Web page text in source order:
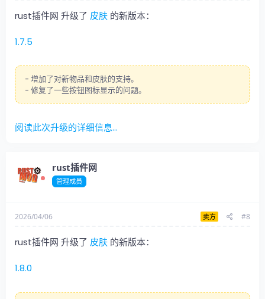
rust插件网 升级了 皮肤 的新版本：
1.7.5
- 增加了对新物品和皮肤的支持。
- 修复了一些按钮图标显示的问题。
阅读此次升级的详细信息...
rust插件网
管理成员
2026/04/06 卖方 #8
rust插件网 升级了 皮肤 的新版本：
1.8.0